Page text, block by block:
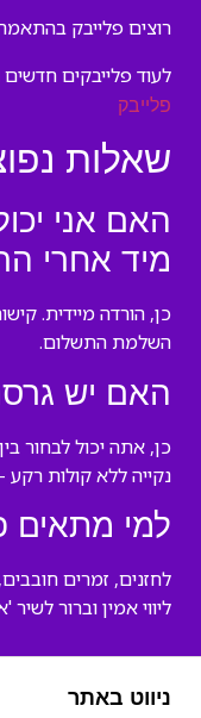
רוצים פלייבק
לעוד פלייבקים חדשים
פלייבק
שאלות
האם אני
מיד אחרי
כן, הורדה מיידית.
השלמת התשלום.
האם יש
כן, אתה יכול לבחור
נקייה ללא קולות
למי מתאים
לחזנים, זמרים
ליווי אמין וברור
ניווט באתר